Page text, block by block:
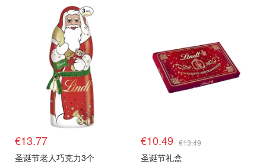
€13.77
圣诞节老人巧克力3个
€10.49 €13.49
圣诞节礼盒